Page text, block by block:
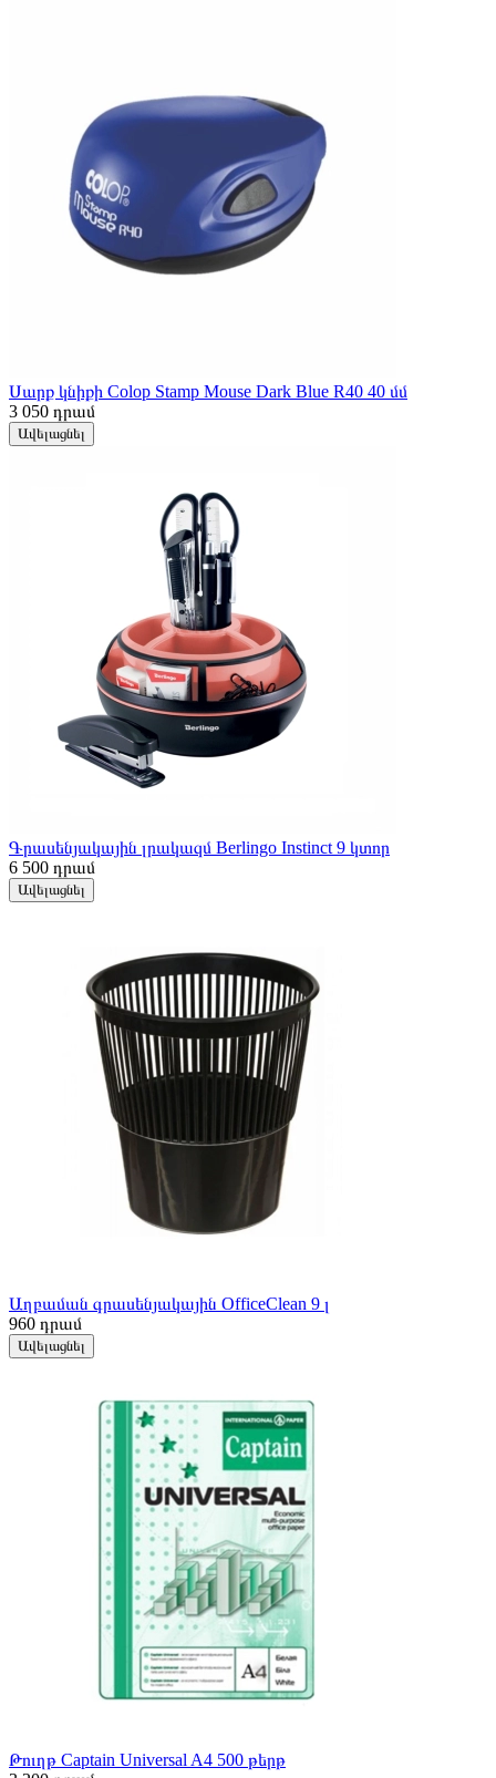
Սարք կնիքի Colop Stamp Mouse Dark Blue R40 40 մմ
3 050 դրամ
Ավելացնել
Գրասենյակային լրակազմ Berlingo Instinct 9 կտոր
6 500 դրամ
Ավելացնել
Աղբաման գրասենյակային OfficeClean 9 լ
960 դրամ
Ավելացնել
Թուղթ Captain Universal A4 500 թերթ